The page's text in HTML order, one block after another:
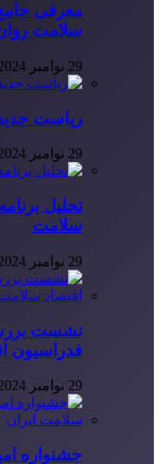
معرفی
سلامت
29 نوامبر 2024
ریاست جدید
29 نوامبر 2024
تحلیل
سلامت
29 نوامبر 2024
نشست
فدراسیون
29 نوامبر 2024